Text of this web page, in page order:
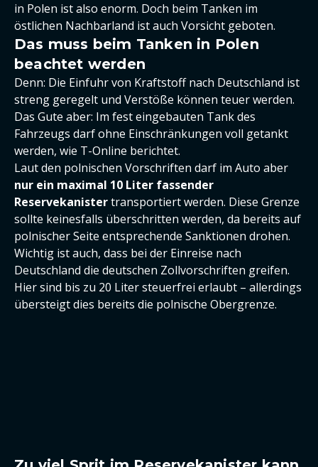
in Polen ist also enorm. Doch beim Tanken im
östlichen Nachbarland ist auch Vorsicht geboten.
Das muss beim Tanken in Polen
beachtet werden
Denn: Die Einfuhr von Kraftstoff nach Deutschland ist
streng geregelt und Verstöße können teuer werden.
Das Gute aber: Im fest eingebauten Tank des
Fahrzeugs darf ohne Einschränkungen voll getankt
werden, wie T-Online berichtet.
Laut den polnischen Vorschriften darf im Auto aber
nur ein maximal 10 Liter fassender
Reservekanistertransportiert werden. Diese Grenze
sollte keinesfalls überschritten werden, da bereits auf
polnischer Seite entsprechende Sanktionen drohen.
Wichtig ist auch, dass bei der Einreise nach
Deutschland die deutschen Zollvorschriften greifen.
Hier sind bis zu 20 Liter steuerfrei erlaubt – allerdings
übersteigt dies bereits die polnische Obergrenze.